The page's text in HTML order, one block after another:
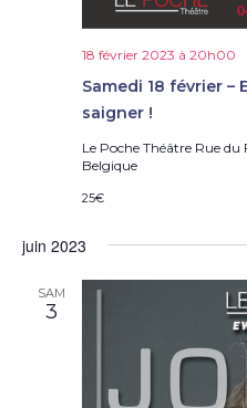
Samedi 18 février –
saigner !
18 février 2023 à 20h00
Le Poche Théâtre Rue du
Belgique
25€
juin 2023
SAM
3